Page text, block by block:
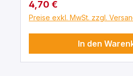
Regulärer Preis:
4,70 €
Preise exkl. MwSt. zzgl.
In den